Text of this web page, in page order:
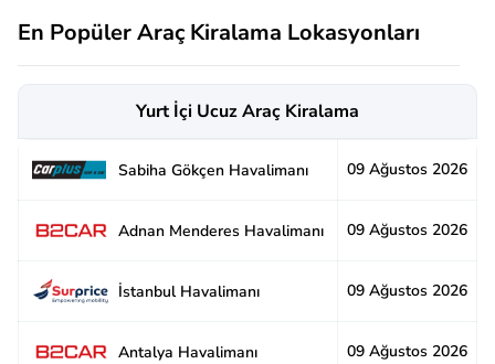
En Popüler Araç Kiralama Lokasyonları
Yurt İçi Ucuz Araç Kiralama
Sabiha Gökçen Havalimanı 09 Ağustos 2026
Adnan Menderes Havalimanı 09 Ağustos 2026
İstanbul Havalimanı 09 Ağustos 2026
Antalya Havalimanı 09 Ağustos 2026